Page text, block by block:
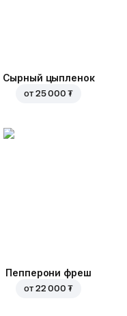
Сырный цыпленок
от 25 000 ₮
Пепперони фреш
от 22 000 ₮